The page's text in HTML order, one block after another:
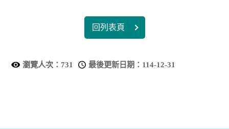
回列表頁
瀏覽人次： 731 最後更新日期： 114-12-31